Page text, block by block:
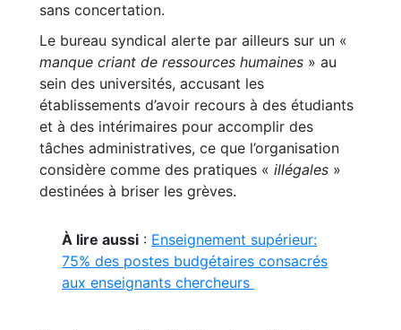
sans concertation.
Le bureau syndical alerte par ailleurs sur un «
manque criant de ressources humaines » au
sein des universités, accusant les
établissements d’avoir recours à des étudiants
et à des intérimaires pour accomplir des
tâches administratives, ce que l’organisation
considère comme des pratiques « illégales »
destinées à briser les grèves.
À lire aussi : Enseignement supérieur:
75% des postes budgétaires consacrés
aux enseignants chercheurs